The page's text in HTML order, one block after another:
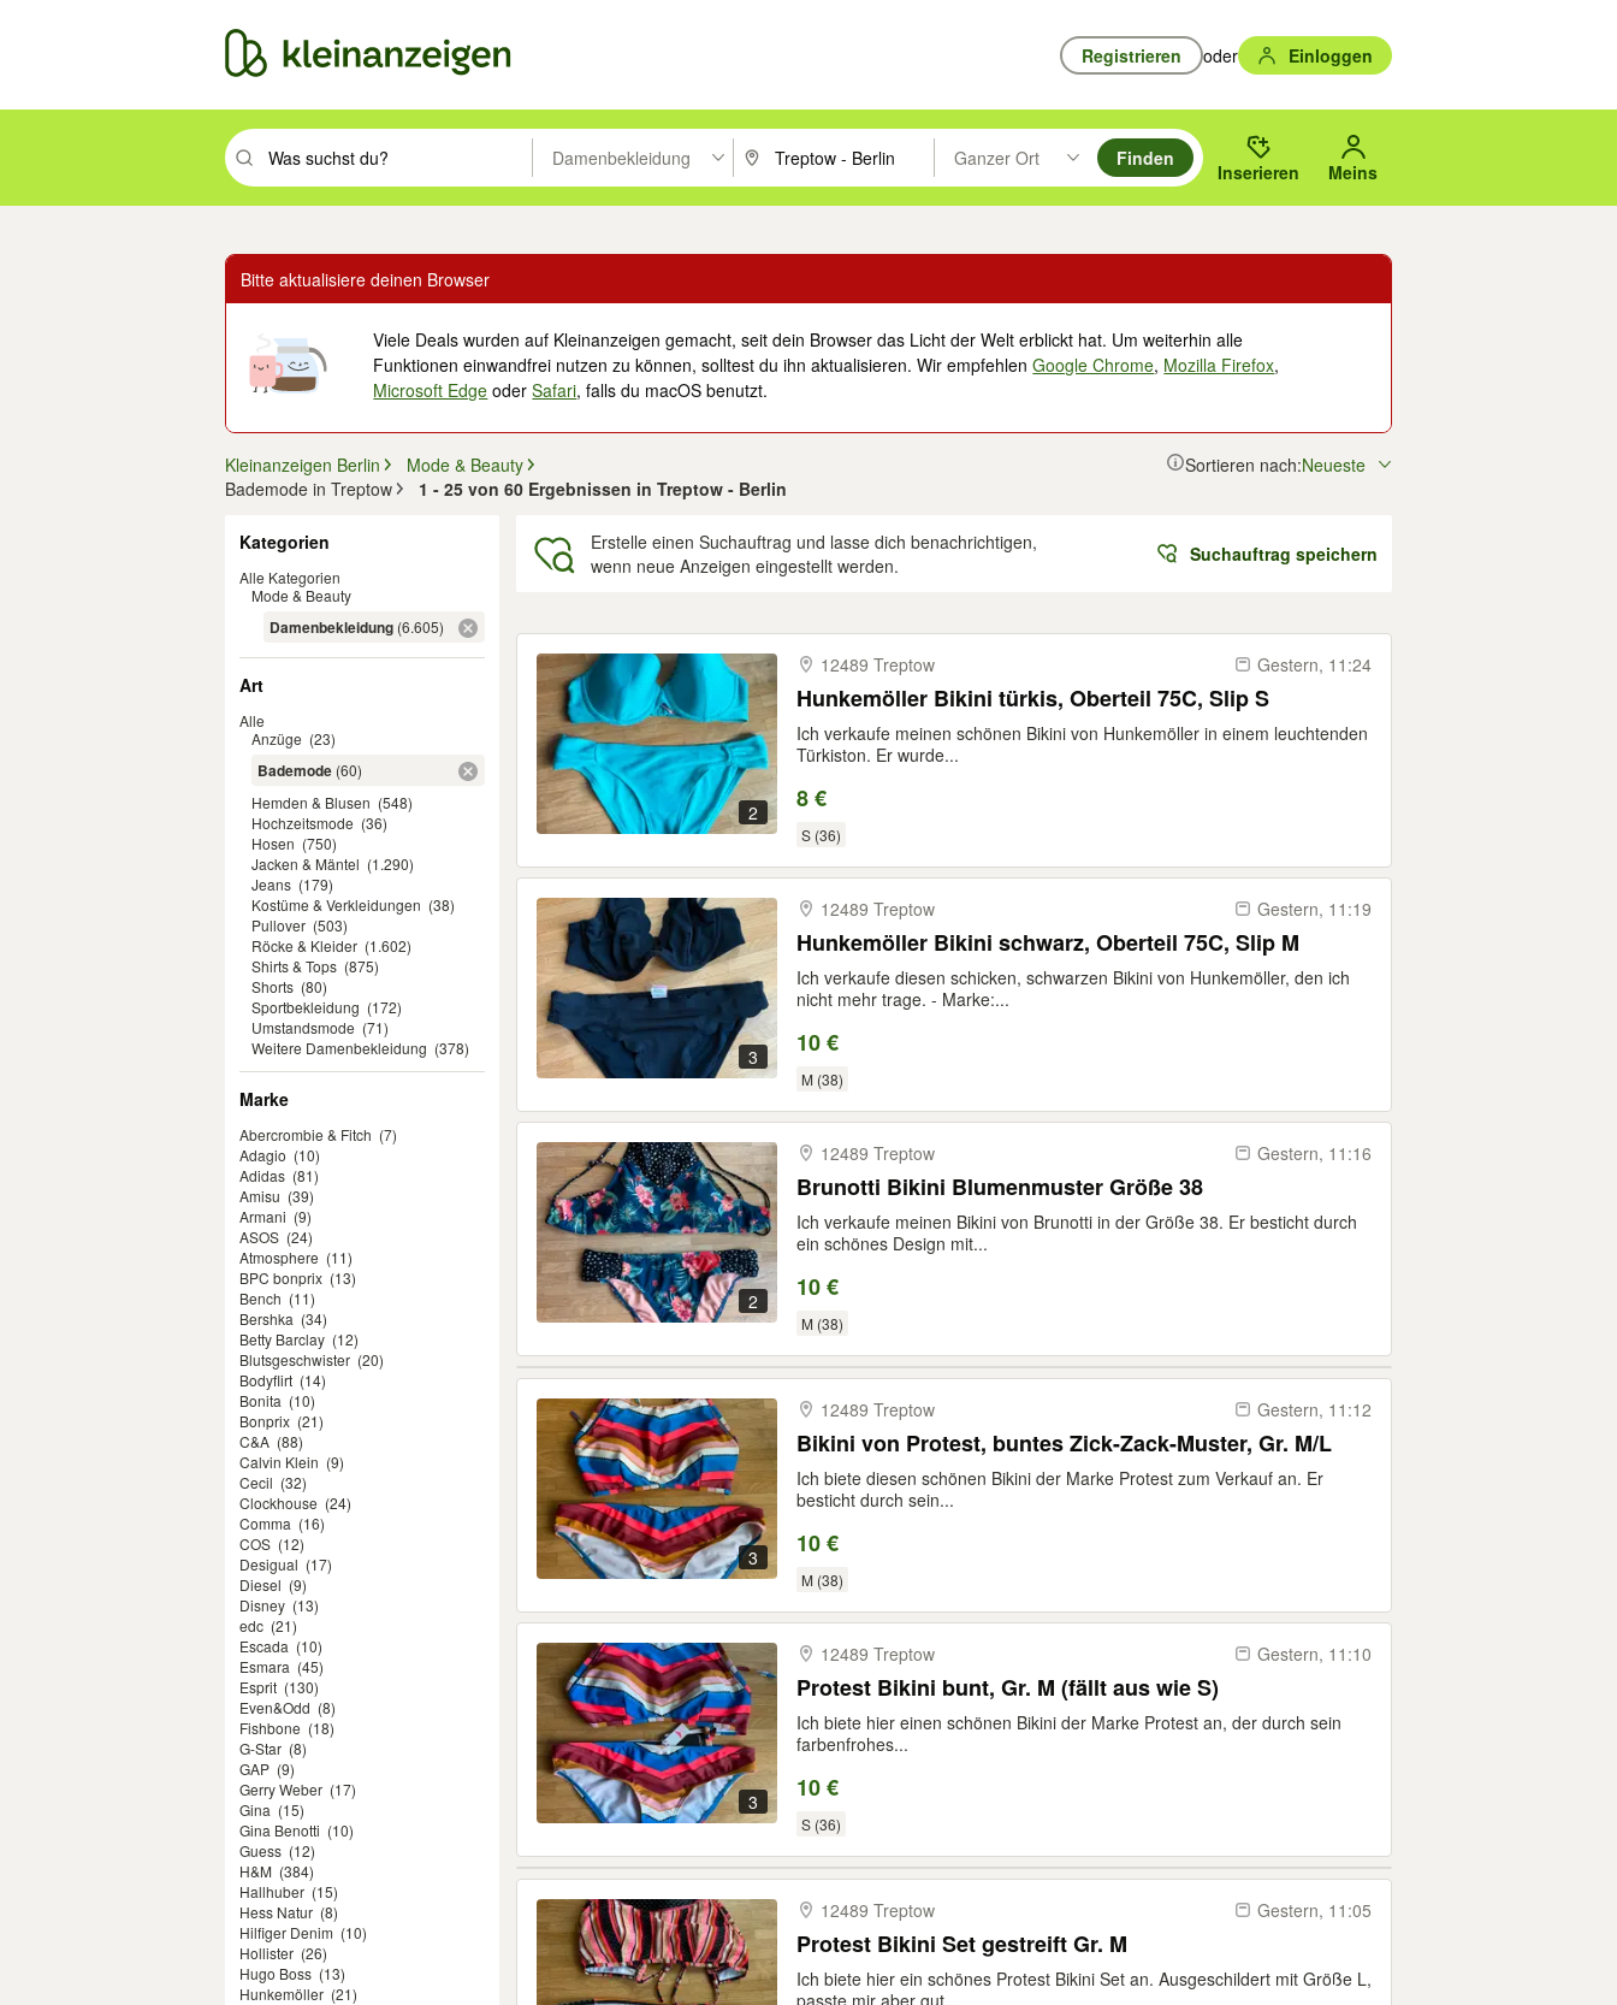
Registrieren oder Einloggen
Suchbegriff eingeben. Eingabetaste drücken um zu suchen, oder Vorschläge mit den Pfeiltasten nach oben/unten durchsuchen und mit Eingabetaste auswählen.
Damenbekleidung PLZ oder Ort eingeben. Eingabetaste drücken um zu suchen, oder Vorschläge mit den Pfeiltasten nach oben/
Ganzer Ort
Suche im Umkreis des gewählten Orts oder PLZ.
Finden
Inserieren Meins
Bitte aktualisiere deinen Browser
Viele Deals wurden auf Kleinanzeigen gemacht, seit dein Browser das Licht der Welt erblickt hat. Um weiterhin alle
Funktionen einwandfrei nutzen zu können, solltest du ihn aktualisieren. Wir empfehlenGoogle Chrome, Mozilla Firefox,
Microsoft Edge oderSafari, falls du macOS benutzt.
Kleinanzeigen Berlin
Mode & Beauty
Bademode in Treptow
1 - 25 von 60 Ergebnissen in Treptow - Berlin
Sortieren nach:Neueste
Kategorien
Alle Kategorien
Mode & Beauty
Damenbekleidung (6.605)
Art
Alle
Anzüge (23)
Bademode (60)
Hemden & Blusen (548)
Hochzeitsmode (36)
Hosen (750)
Jacken & Mäntel (1.290)
Jeans (179)
Kostüme & Verkleidungen (38)
Pullover (503)
Röcke & Kleider (1.602)
Shirts & Tops (875)
Shorts (80)
Sportbekleidung (172)
Umstandsmode (71)
Weitere Damenbekleidung (378)
Marke
Abercrombie & Fitch (7)
Adagio (10)
Adidas (81)
Amisu (39)
Armani (9)
ASOS (24)
Atmosphere (11)
BPC bonprix (13)
Bench (11)
Bershka (34)
Betty Barclay (12)
Blutsgeschwister (20)
Bodyflirt (14)
Bonita (10)
Bonprix (21)
C&A (88)
Calvin Klein (9)
Cecil (32)
Clockhouse (24)
Comma (16)
COS (12)
Desigual (17)
Diesel (9)
Disney (13)
edc (21)
Escada (10)
Esmara (45)
Esprit (130)
Even&Odd (8)
Fishbone (18)
G-Star (8)
GAP (9)
Gerry Weber (17)
Gina (15)
Gina Benotti (10)
Guess (12)
H&M (384)
Hallhuber (15)
Hess Natur (8)
Hilfiger Denim (10)
Hollister (26)
Hugo Boss (13)
Hunkemöller (21)
Erstelle einen Suchauftrag und lasse dich benachrichtigen,
wenn neue Anzeigen eingestellt werden.
Suchauftrag speichern
2
12489 Treptow Gestern, 11:24
Hunkemöller Bikini türkis, Oberteil 75C, Slip S
Ich verkaufe meinen schönen Bikini von Hunkemöller in einem leuchtenden
Türkiston. Er wurde...
8 €
S (36)
3
12489 Treptow Gestern, 11:19
Hunkemöller Bikini schwarz, Oberteil 75C, Slip M
Ich verkaufe diesen schicken, schwarzen Bikini von Hunkemöller, den ich
nicht mehr trage. - Marke:...
10 €
M (38)
2
12489 Treptow Gestern, 11:16
Brunotti Bikini Blumenmuster Größe 38
Ich verkaufe meinen Bikini von Brunotti in der Größe 38. Er besticht durch
ein schönes Design mit...
10 €
M (38)
3
12489 Treptow Gestern, 11:12
Bikini von Protest, buntes Zick-Zack-Muster, Gr. M/L
Ich biete diesen schönen Bikini der Marke Protest zum Verkauf an. Er
besticht durch sein...
10 €
M (38)
3
12489 Treptow Gestern, 11:10
Protest Bikini bunt, Gr. M (fällt aus wie S)
Ich biete hier einen schönen Bikini der Marke Protest an, der durch sein
farbenfrohes...
10 €
S (36)
12489 Treptow Gestern, 11:05
Protest Bikini Set gestreift Gr. M
Ich biete hier ein schönes Protest Bikini Set an. Ausgeschildert mit Größe L,
passte mir aber gut...